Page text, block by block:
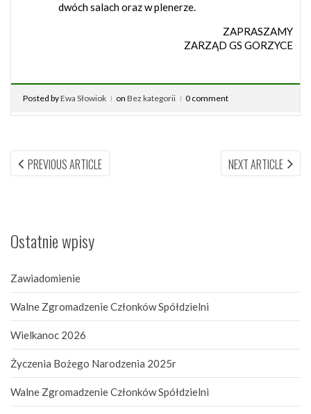
dwóch salach oraz w plenerze.
ZAPRASZAMY
ZARZĄD GS GORZYCE
Posted byEwa Słowiok on Bez kategorii 0 comment
Nawigacja
PREVIOUS ARTICLE
ARTICLE:
NEXT ARTICLE
Ostatnie wpisy
Zawiadomienie
Walne Zgromadzenie Członków Spółdzielni
Wielkanoc 2026
Życzenia Bożego Narodzenia 2025r
Walne Zgromadzenie Członków Spółdzielni